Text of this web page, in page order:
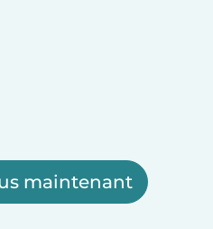
maintenant